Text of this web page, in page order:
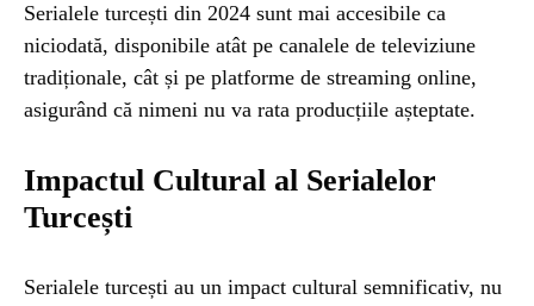
Serialele turcești din 2024 sunt mai accesibile ca
niciodată, disponibile atât pe canalele de televiziune
tradiționale, cât și pe platforme de streaming online,
asigurând că nimeni nu va rata producțiile așteptate.
Impactul Cultural al Serialelor
Turcești
Serialele turcești au un impact cultural semnificativ, nu